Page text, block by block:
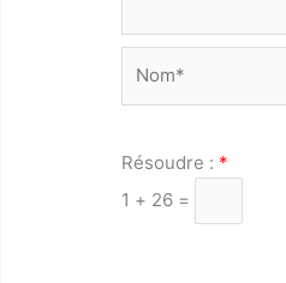
Résoudre : *
1 + 26 =